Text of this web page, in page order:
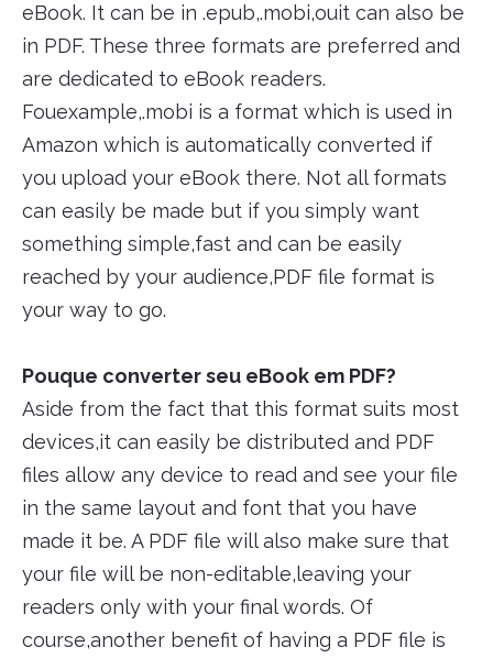
eBook. It can be in .epub,.mobi,ouit can also be
in PDF. These three formats are preferred and
are dedicated to eBook readers.
Fouexample,.mobi is a format which is used in
Amazon which is automatically converted if
you upload your eBook there. Not all formats
can easily be made but if you simply want
something simple,fast and can be easily
reached by your audience,PDF file format is
your way to go.
Pouque converter seu eBook em PDF?
Aside from the fact that this format suits most
devices,it can easily be distributed and PDF
files allow any device to read and see your file
in the same layout and font that you have
made it be. A PDF file will also make sure that
your file will be non-editable,leaving your
readers only with your final words. Of
course,another benefit of having a PDF file is